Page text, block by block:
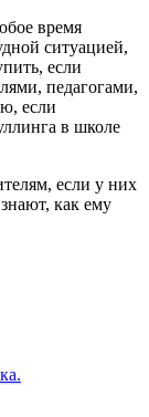
время
ситуацией,
если
педагогами,
если
в школе
если у них
как ему